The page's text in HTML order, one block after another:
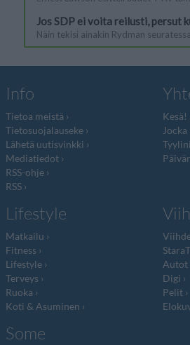
Info
Tietoa meistä
Tietosuojalauseke
Lähetä uutisvinkki
Mediatiedot
RSS-ohje
RSS
Kesä!
Jocka
Lifestyle
Matkailu
Fitness
Lifestyle
Terveys
Ruoka
Koti & Asuminen
Autot
Digi
Pelit
Some